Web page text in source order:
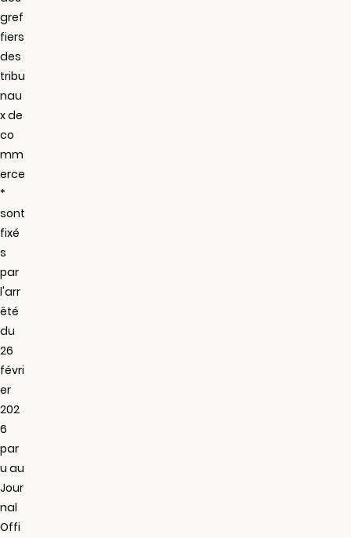
gref
fiers
des
tribu
nau
x de
co
mm
erce
*
sont
fixé
s
par
l'arr
êté
du
26
févri
er
202
6
par
u au
Jour
nal
Offi